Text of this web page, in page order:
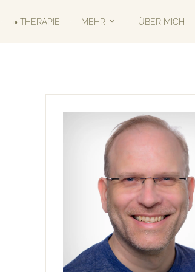
◑ THERAPIE MEHR ÜBER MICH